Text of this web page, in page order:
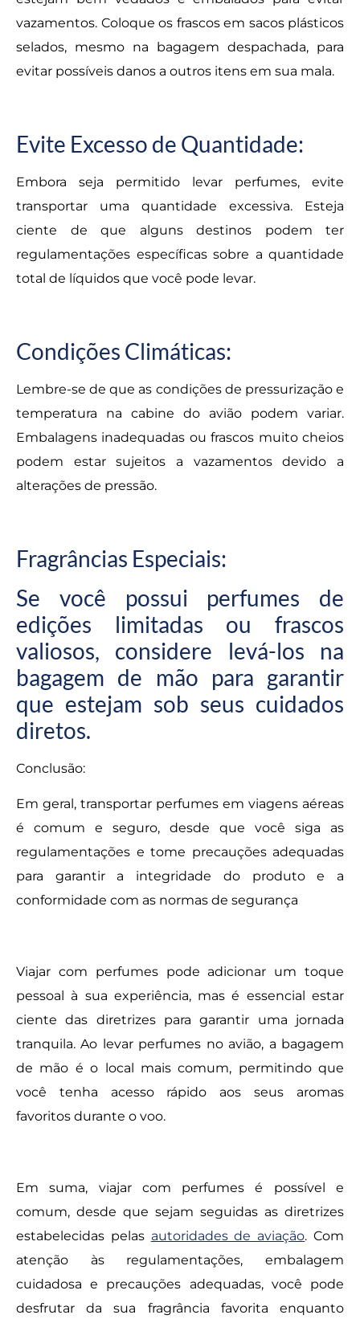
vazamentos. Coloque os frascos em sacos plásticos
selados, mesmo na bagagem despachada, para
evitar possíveis danos a outros itens em sua mala.
Evite Excesso de Quantidade:
Embora seja permitido levar perfumes, evite
transportar uma quantidade excessiva. Esteja
ciente de que alguns destinos podem ter
regulamentações específicas sobre a quantidade
total de líquidos que você pode levar.
Condições Climáticas:
Lembre-se de que as condições de pressurização e
temperatura na cabine do avião podem variar.
Embalagens inadequadas ou frascos muito cheios
podem estar sujeitos a vazamentos devido a
alterações de pressão.
Fragrâncias Especiais:
Se você possui perfumes de
edições limitadas ou frascos
valiosos, considere levá-los na
bagagem de mão para garantir
que estejam sob seus cuidados
diretos.
Conclusão:
Em geral, transportar perfumes em viagens aéreas
é comum e seguro, desde que você siga as
regulamentações e tome precauções adequadas
para garantir a integridade do produto e a
conformidade com as normas de segurança
Viajar com perfumes pode adicionar um toque
pessoal à sua experiência, mas é essencial estar
ciente das diretrizes para garantir uma jornada
tranquila. Ao levar perfumes no avião, a bagagem
de mão é o local mais comum, permitindo que
você tenha acesso rápido aos seus aromas
favoritos durante o voo.
Em suma, viajar com perfumes é possível e
comum, desde que sejam seguidas as diretrizes
estabelecidas pelas autoridades de aviação. Com
atenção às regulamentações, embalagem
cuidadosa e precauções adequadas, você pode
desfrutar da sua fragrância favorita enquanto